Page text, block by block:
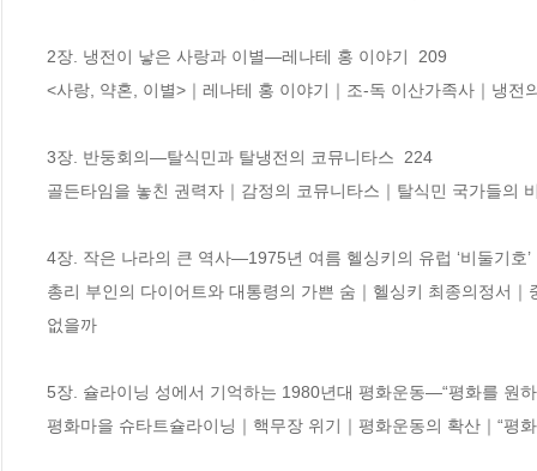
2장. 냉전이 낳은 사랑과 이별―레나테 홍 이야기  209
<사랑, 약혼, 이별>｜레나테 홍 이야기｜조-독 이산가족사｜냉전
3장. 반둥회의―탈식민과 탈냉전의 코뮤니타스  224
골든타임을 놓친 권력자｜감정의 코뮤니타스｜탈식민 국가들의
4장. 작은 나라의 큰 역사―1975년 여름 헬싱키의 유럽 ‘비둘기호
총리 부인의 다이어트와 대통령의 가쁜 숨｜헬싱키 최종의정서
없을까
5장. 슐라이닝 성에서 기억하는 1980년대 평화운동―“평화를 원
평화마을 슈타트슐라이닝｜핵무장 위기｜평화운동의 확산｜“평